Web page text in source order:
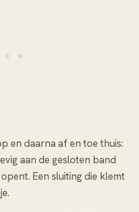
en daarna af en toe thuis:
aan de gesloten band
Een sluiting die klemt